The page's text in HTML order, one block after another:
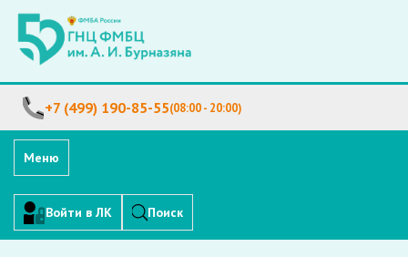
+7 (499) 190-85-55(08:00 - 20:00)
Меню
Войти в ЛК Поиск